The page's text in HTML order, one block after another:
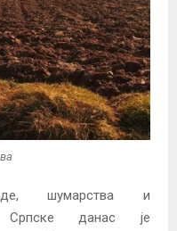
шумарства и
Српске данас је